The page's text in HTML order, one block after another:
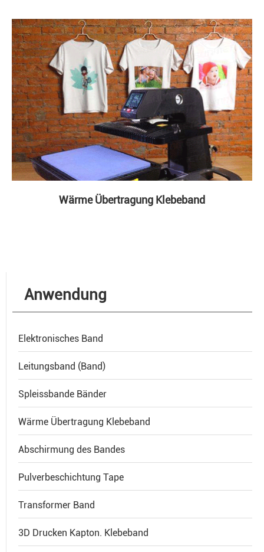
Wärme Übertragung Klebeband
Anwendung
Elektronisches Band
Leitungsband (Band)
Spleissbande Bänder
Wärme Übertragung Klebeband
Abschirmung des Bandes
Pulverbeschichtung Tape
Transformer Band
3D Drucken Kapton. Klebeband